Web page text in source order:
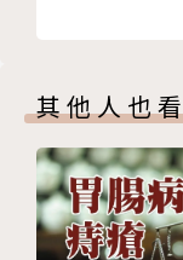
論是你所愛之人
更好的治療與照
望活得更久、更
作者簡介
第四部 照顧身心
第 17 章 消化道
第 18 章 為大腦
第 19 章 你該
第 20 章 水果恐
其他人也